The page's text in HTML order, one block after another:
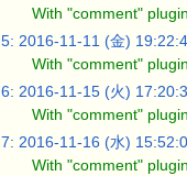
With "comment" plugin.
5: 2016-11-11 (金)
With "comment" plugin.
6: 2016-11-15 (火)
With "comment" plugin.
7: 2016-11-16 (水)
With "comment" plugin.